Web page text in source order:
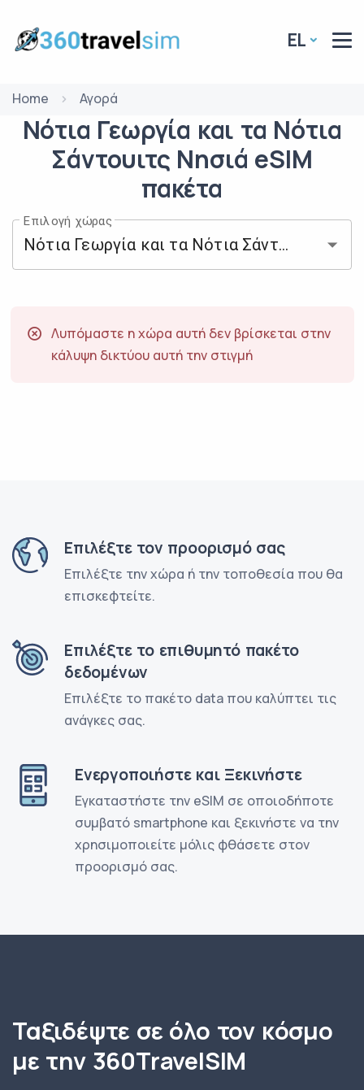
EL
Home Αγορά
Νότια Γεωργία και τα Νότια
Σάντουιτς Νησιά eSIM
πακέτα
Επιλογή χώρας
Λυπόμαστε η χώρα αυτή δεν βρίσκεται στην
κάλυψη δικτύου αυτή την στιγμή
Επιλέξτε τον προορισμό σας
Επιλέξτε την χώρα ή την τοποθεσία που θα
επισκεφτείτε.
Επιλέξτε το επιθυμητό πακέτο
δεδομένων
Επιλέξτε το πακέτο data που καλύπτει τις
ανάγκες σας.
Ενεργοποιήστε και Ξεκινήστε
Εγκαταστήστε την eSIM σε οποιοδήποτε
συμβατό smartphone και ξεκινήστε να την
χρησιμοποιείτε μόλις φθάσετε στον
προορισμό σας.
Ταξιδέψτε σε όλο τον κόσμο
με την 360TravelSIM